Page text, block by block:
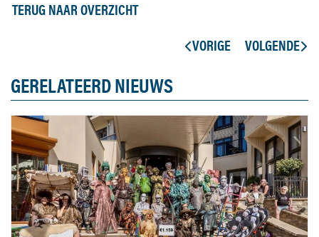
TERUG NAAR OVERZICHT
VORIGE
VOLGENDE
GERELATEERD NIEUWS